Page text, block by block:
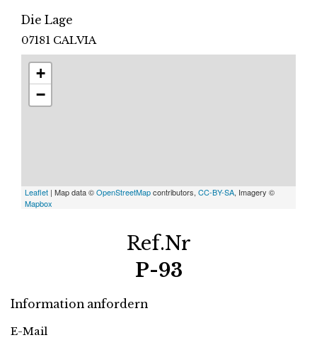
Die Lage
07181 CALVIA
+
−
Leaflet | Map data ©OpenStreetMapcontributors, CC-BY-SA, Imagery ©
Mapbox
Ref.Nr
P-93
Information anfordern
E-Mail